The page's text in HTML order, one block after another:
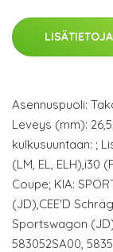
LISÄTIETOJA
Asennuspuoli:
Leveys (mm):
kulkusuuntaan: ;
(LM, EL, ELH),i30
Coupe; KIA:
(JD),CEE'D
Sportswagon
583052SA00,